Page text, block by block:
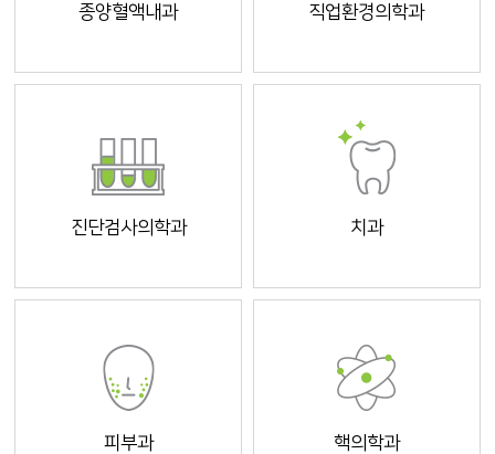
종양혈액내과 직업환경의학과
진단검사의학과 치과
피부과 핵의학과